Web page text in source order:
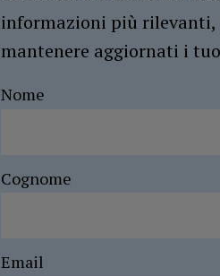
informazioni più
mantenere aggiornati i
Nome
Cognome
Email